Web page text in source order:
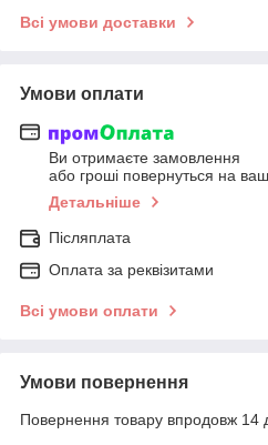
Всі умови доставки
Умови оплати
Ви отримаєте замовлення
або гроші повернуться на
Детальніше
Післяплата
Оплата за реквізитами
Всі умови оплати
Умови повернення
Повернення товару впродовж 14